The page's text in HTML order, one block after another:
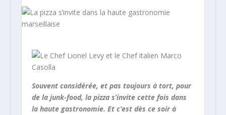
Souvent considérée, et pas toujours à tort, pour
de la junk-food, la pizza s’invite cette fois dans
la haute gastronomie. Et c’est dès ce soir à